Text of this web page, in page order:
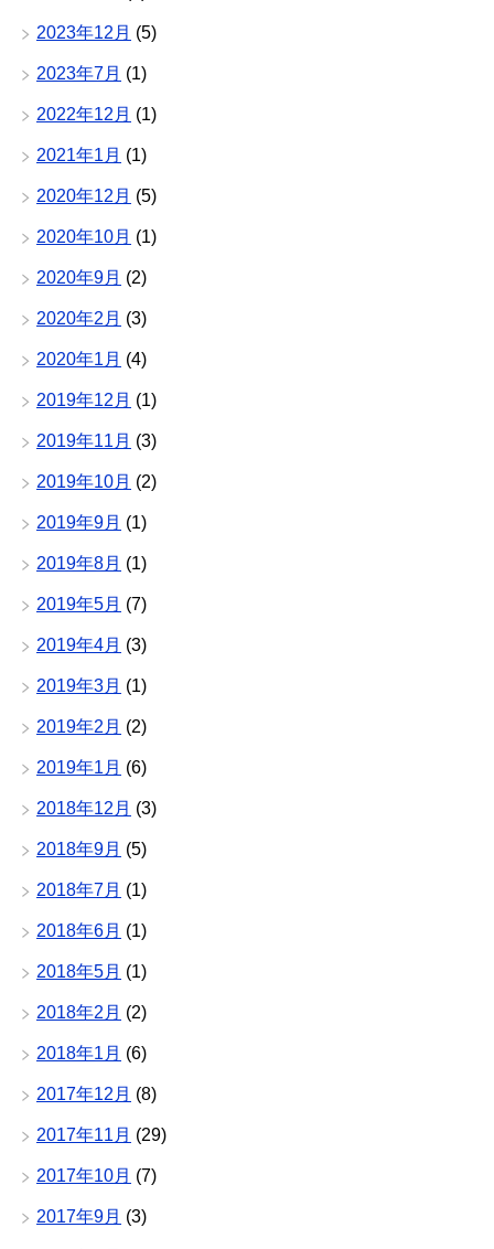
2023年12月 (5)
2023年7月 (1)
2022年12月 (1)
2021年1月 (1)
2020年12月 (5)
2020年10月 (1)
2020年9月 (2)
2020年2月 (3)
2020年1月 (4)
2019年12月 (1)
2019年11月 (3)
2019年10月 (2)
2019年9月 (1)
2019年8月 (1)
2019年5月 (7)
2019年4月 (3)
2019年3月 (1)
2019年2月 (2)
2019年1月 (6)
2018年12月 (3)
2018年9月 (5)
2018年7月 (1)
2018年6月 (1)
2018年5月 (1)
2018年2月 (2)
2018年1月 (6)
2017年12月 (8)
2017年11月 (29)
2017年10月 (7)
2017年9月 (3)